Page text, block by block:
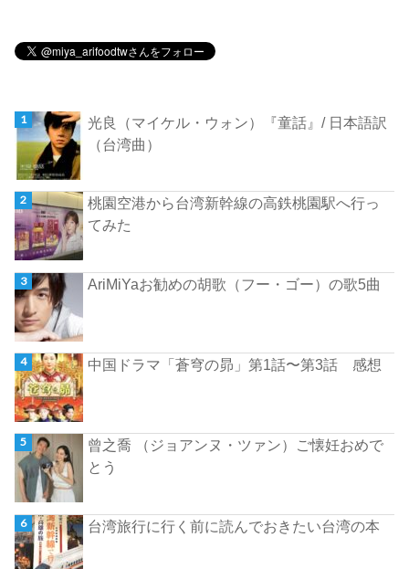
光良（マイケル・ウォン）『童話』/ 日本語訳
（台湾曲）
桃園空港から台湾新幹線の高鉄桃園駅へ行っ
てみた
AriMiYaお勧めの胡歌（フー・ゴー）の歌5曲
中国ドラマ「蒼穹の昴」第1話〜第3話 感想
曾之喬 （ジョアンヌ・ツァン）ご懐妊おめで
とう
台湾旅行に行く前に読んでおきたい台湾の本